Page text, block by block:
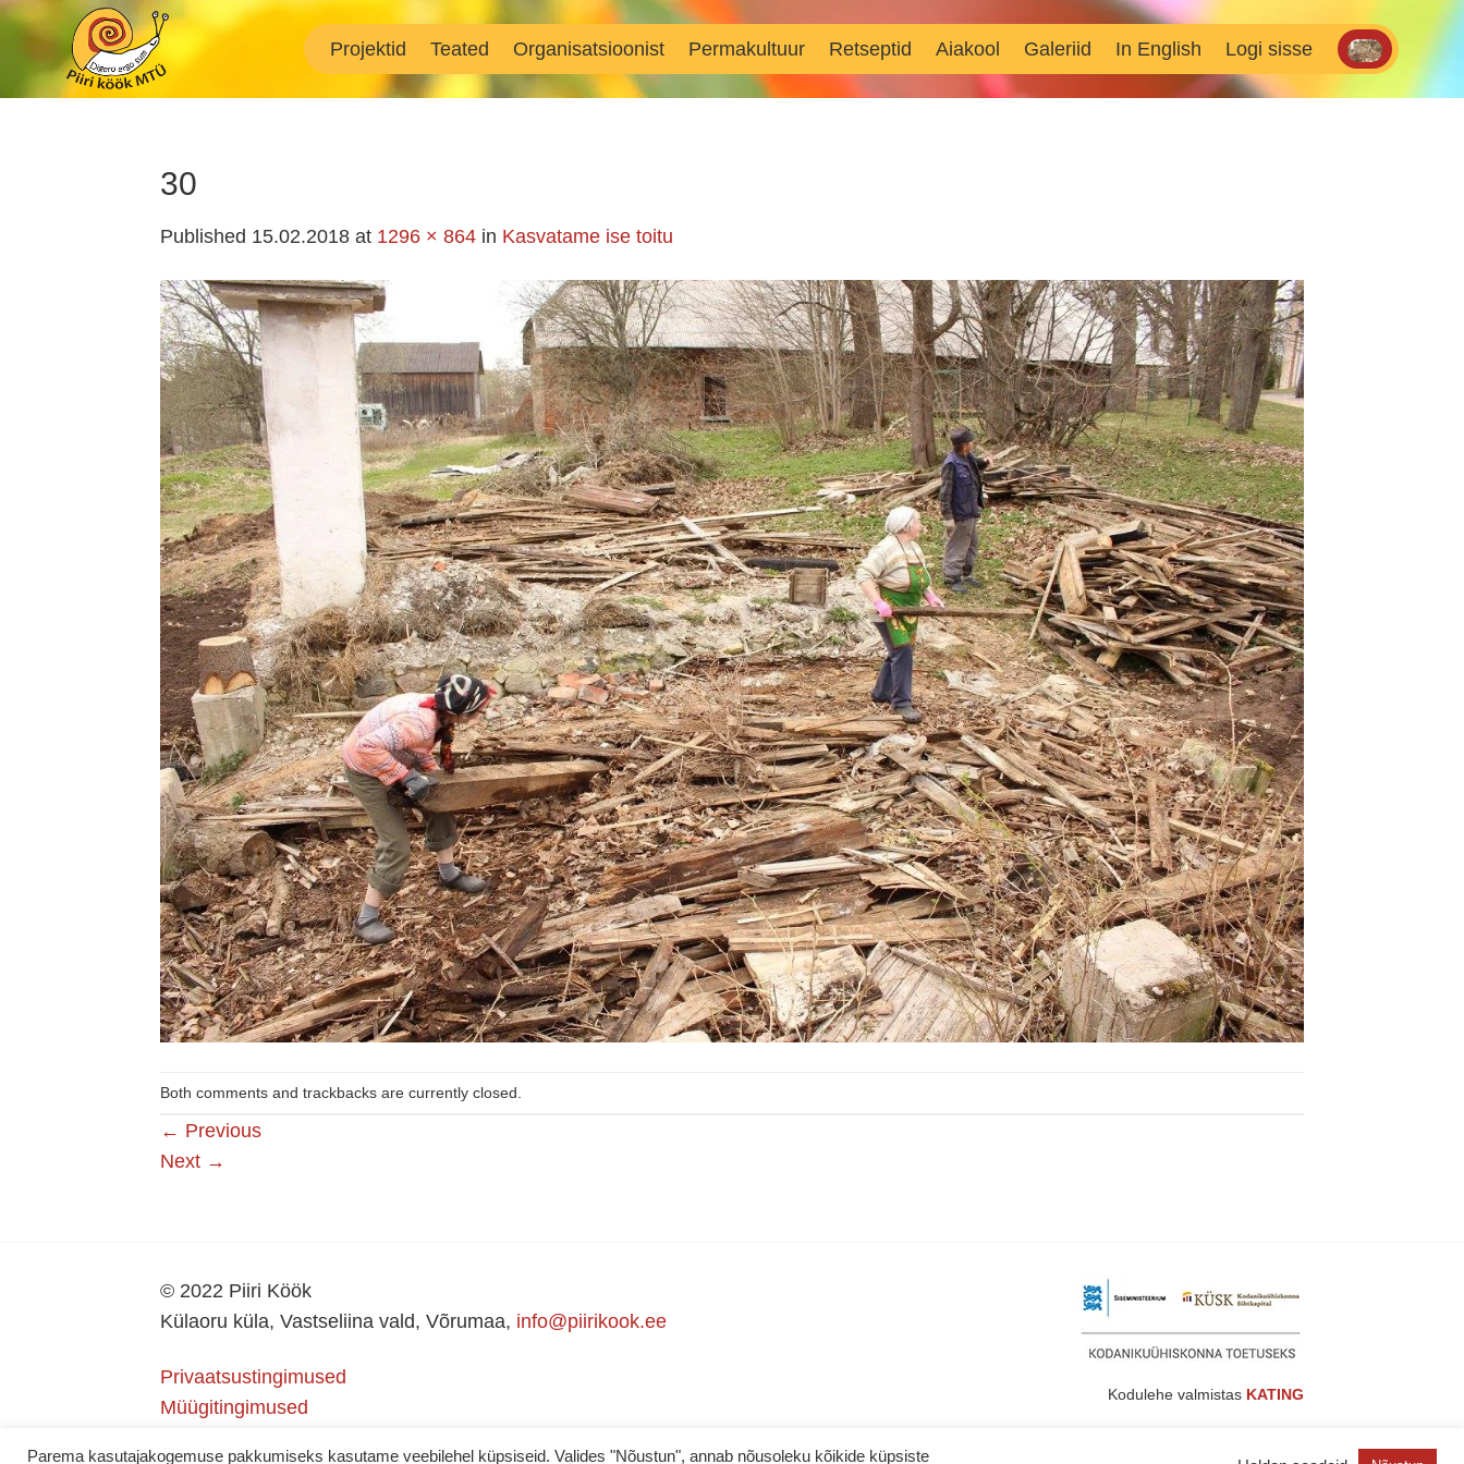
Skip
content
Projektid Teated Organisatsioonist Permakultuur Retseptid Aiakool Galeriid In English Logi sisse
30
Published 15.02.2018 at 1296 × 864 in Kasvatame ise toitu
Both comments and trackbacks are currently closed.
← Previous
Next →
© 2022 Piiri Köök
Külaoru küla, Vastseliina vald, Võrumaa, info@piirikook.ee
Privaatsustingimused
Müügitingimused
Kodulehe valmistas KATING
Parema kasutajakogemuse pakkumiseks kasutame veebilehel küpsiseid. Valides "Nõustun", annab nõusoleku kõikide küpsiste